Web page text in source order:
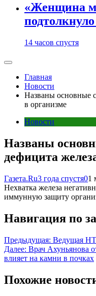
«Женщина
14 часов спустя
Главная
Новости
Названы основные
в организме
Новости
Названы
дефицита
Газета.Ru3 года спустя01
Нехватка железа
иммунную защиту
Навигация по
Предыдущая: Ведущая
Далее: Врач Ахуньянова
влияет на камни в почках
Похожие